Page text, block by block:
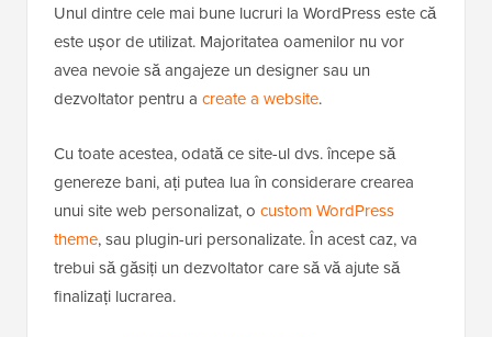
Unul dintre cele mai bune lucruri la WordPress este că
este ușor de utilizat. Majoritatea oamenilor nu vor
avea nevoie să angajeze un designer sau un
dezvoltator pentru a create a website.
Cu toate acestea, odată ce site-ul dvs. începe să
genereze bani, ați putea lua în considerare crearea
unui site web personalizat, o custom WordPress
theme, sau plugin-uri personalizate. În acest caz, va
trebui să găsiți un dezvoltator care să vă ajute să
finalizați lucrarea.